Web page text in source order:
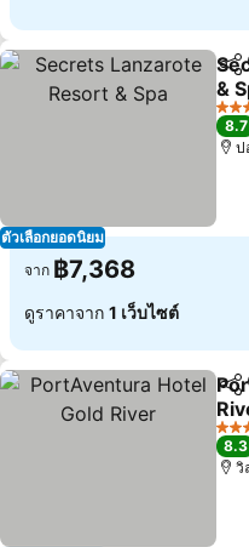
ตัวเลือกยอดนิยม
แชร์
&
5 ดา
8.7
ป
จาก ฿7,368
ดูราคาจาก 1 เว็บไซต์
แชร์
4 ดา
8.3
วิ